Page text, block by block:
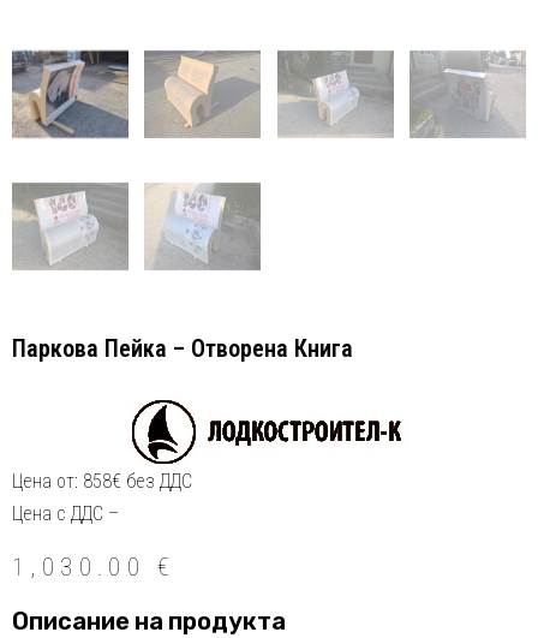
Паркова Пейка – Отворена Книга
Цена от: 858€ без ДДС
Цена с ДДС –
1,030.00 €
Описание на продукта